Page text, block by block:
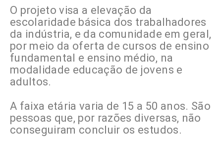
O projeto visa a elevação da
escolaridade básica dos trabalhadores
da indústria, e da comunidade em geral,
por meio da oferta de cursos de ensino
fundamental e ensino médio, na
modalidade educação de jovens e
adultos.
A faixa etária varia de 15 a 50 anos. São
pessoas que, por razões diversas, não
conseguiram concluir os estudos.